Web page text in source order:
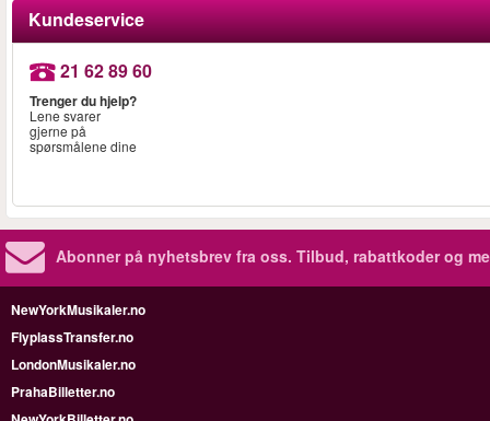
Kundeservice
21 62 89 60
Trenger du hjelp?
Lene svarer
gjerne på
spørsmålene dine
Abonner på nyhetsbrev fra oss. Tilbud, rabattkoder og
NewYorkMusikaler.no
FlyplassTransfer.no
LondonMusikaler.no
PrahaBilletter.no